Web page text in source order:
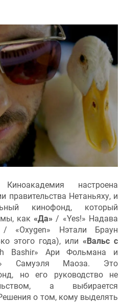
настроена
правительства Нетаньяху, и
кинофонд, который
как«Да» / «Yes!» Надава
/ «Oxygen» Нэтали Браун
этого года), или «Вальс с
Bashir» Ари Фольмана и
Самуэля Маоза. Это
но его руководство не
а выбирается
о том, кому выделять